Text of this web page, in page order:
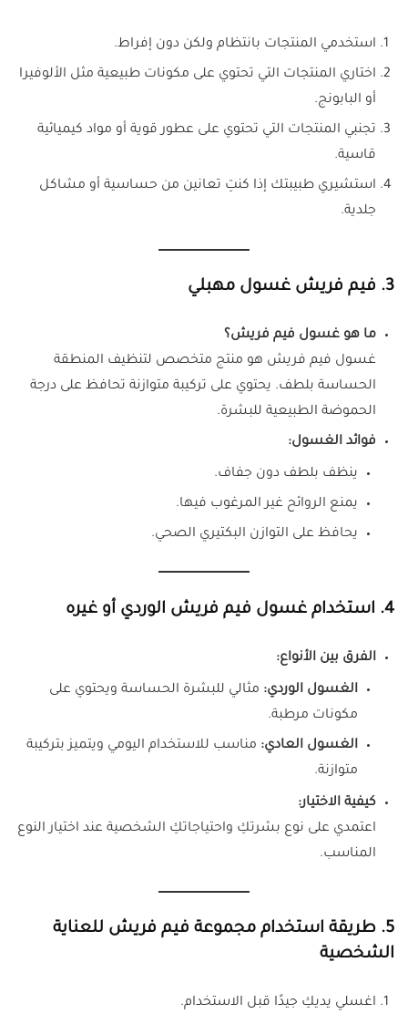
استخدمي المنتجات بانتظام ولكن دون إفراط.
اختاري المنتجات التي تحتوي على مكونات طبيعية مثل الألوفيرا
أو البابونج.
تجنبي المنتجات التي تحتوي على عطور قوية أو مواد كيميائية
قاسية.
استشيري طبيبتك إذا كنتِ تعانين من حساسية أو مشاكل
جلدية.
3. فيم فريش غسول مهبلي
ما هو غسول فيم فريش؟
غسول فيم فريش هو منتج متخصص لتنظيف المنطقة
الحساسة بلطف. يحتوي على تركيبة متوازنة تحافظ على درجة
الحموضة الطبيعية للبشرة.
فوائد الغسول:
ينظف بلطف دون جفاف.
يمنع الروائح غير المرغوب فيها.
يحافظ على التوازن البكتيري الصحي.
4. استخدام غسول فيم فريش الوردي أو غيره
الفرق بين الأنواع:
الغسول الوردي: مثالي للبشرة الحساسة ويحتوي على
مكونات مرطبة.
الغسول العادي: مناسب للاستخدام اليومي ويتميز بتركيبة
متوازنة.
كيفية الاختيار:
اعتمدي على نوع بشرتكِ واحتياجاتكِ الشخصية عند اختيار النوع
المناسب.
5. طريقة استخدام مجموعة فيم فريش للعناية
الشخصية
اغسلي يديكِ جيدًا قبل الاستخدام.